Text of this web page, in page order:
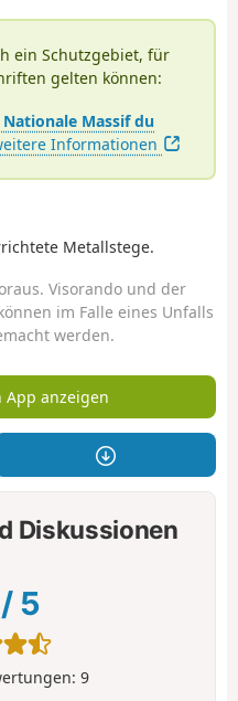
ein Schutzgebiet, für
gelten können:
Massif du
Informationen
Metallstege.
Visorando und der
im Falle eines Unfalls
werden.
anzeigen
Diskussionen
/ 5
9